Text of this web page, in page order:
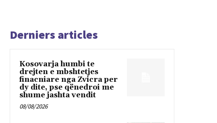
Derniers articles
Kosovarja humbi te
drejten e mbshtetjes
finacniare nga Zvicra per
dy dite, pse qënedroi me
shume jashta vendit
08/08/2026